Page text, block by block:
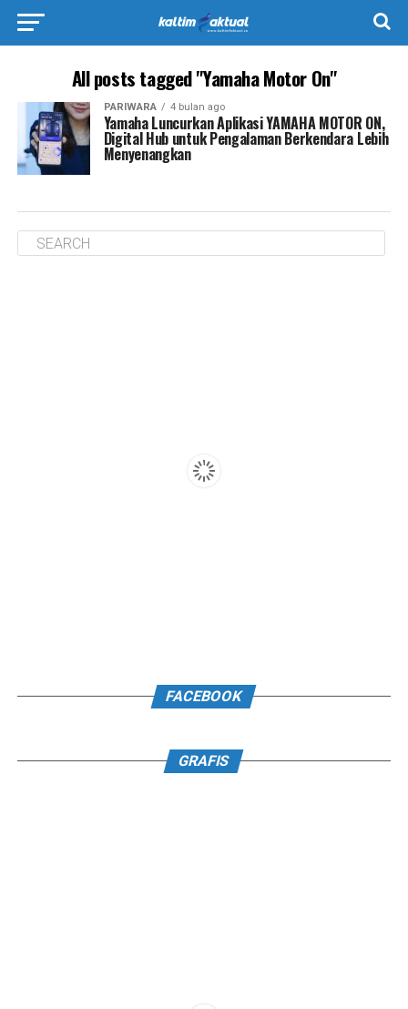
All posts tagged "Yamaha Motor On"
PARIWARA 4 bulan ago
Yamaha Luncurkan Aplikasi YAMAHA MOTOR ON,
Digital Hub untuk Pengalaman Berkendara Lebih
Menyenangkan
FACEBOOK
GRAFIS